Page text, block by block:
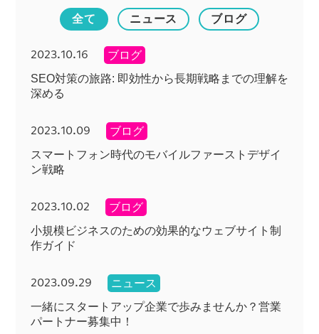
全て ニュース ブログ
2023.10.16
ブログ
SEO対策の旅路: 即効性から長期戦略までの理解を
深める
2023.10.09
ブログ
スマートフォン時代のモバイルファーストデザイ
ン戦略
2023.10.02
ブログ
小規模ビジネスのための効果的なウェブサイト制
作ガイド
2023.09.29
ニュース
一緒にスタートアップ企業で歩みませんか？営業
パートナー募集中！